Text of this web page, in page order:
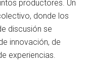
productores. Un
donde los
discusión se
innovación, de
experiencias.